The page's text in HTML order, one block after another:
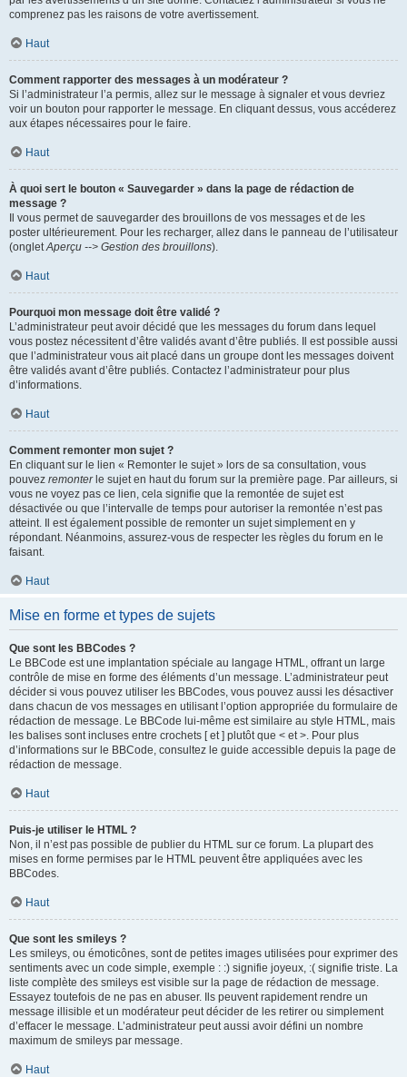
comprenez pas les raisons de votre avertissement.
Haut
Comment rapporter des messages à un modérateur ?
Si l’administrateur l’a permis, allez sur le message à signaler et vous devriez
voir un bouton pour rapporter le message. En cliquant dessus, vous accéderez
aux étapes nécessaires pour le faire.
Haut
À quoi sert le bouton « Sauvegarder » dans la page de rédaction de
message ?
Il vous permet de sauvegarder des brouillons de vos messages et de les
poster ultérieurement. Pour les recharger, allez dans le panneau de l’utilisateur
(ongletAperçu --> Gestion des brouillons).
Haut
Pourquoi mon message doit être validé ?
L’administrateur peut avoir décidé que les messages du forum dans lequel
vous postez nécessitent d’être validés avant d’être publiés. Il est possible aussi
que l’administrateur vous ait placé dans un groupe dont les messages doivent
être validés avant d’être publiés. Contactez l’administrateur pour plus
d’informations.
Haut
Comment remonter mon sujet ?
En cliquant sur le lien « Remonter le sujet » lors de sa consultation, vous
pouvez remonterle sujet en haut du forum sur la première page. Par ailleurs, si
vous ne voyez pas ce lien, cela signifie que la remontée de sujet est
désactivée ou que l’intervalle de temps pour autoriser la remontée n’est pas
atteint. Il est également possible de remonter un sujet simplement en y
répondant. Néanmoins, assurez-vous de respecter les règles du forum en le
faisant.
Haut
Mise en forme et types de sujets
Que sont les BBCodes ?
Le BBCode est une implantation spéciale au langage HTML, offrant un large
contrôle de mise en forme des éléments d’un message. L’administrateur peut
décider si vous pouvez utiliser les BBCodes, vous pouvez aussi les désactiver
dans chacun de vos messages en utilisant l’option appropriée du formulaire de
rédaction de message. Le BBCode lui-même est similaire au style HTML, mais
les balises sont incluses entre crochets [ et ] plutôt que < et >. Pour plus
d’informations sur le BBCode, consultez le guide accessible depuis la page de
rédaction de message.
Haut
Puis-je utiliser le HTML ?
Non, il n’est pas possible de publier du HTML sur ce forum. La plupart des
mises en forme permises par le HTML peuvent être appliquées avec les
BBCodes.
Haut
Que sont les smileys ?
Les smileys, ou émoticônes, sont de petites images utilisées pour exprimer des
sentiments avec un code simple, exemple : :) signifie joyeux, :( signifie triste. La
liste complète des smileys est visible sur la page de rédaction de message.
Essayez toutefois de ne pas en abuser. Ils peuvent rapidement rendre un
message illisible et un modérateur peut décider de les retirer ou simplement
d’effacer le message. L’administrateur peut aussi avoir défini un nombre
maximum de smileys par message.
Haut